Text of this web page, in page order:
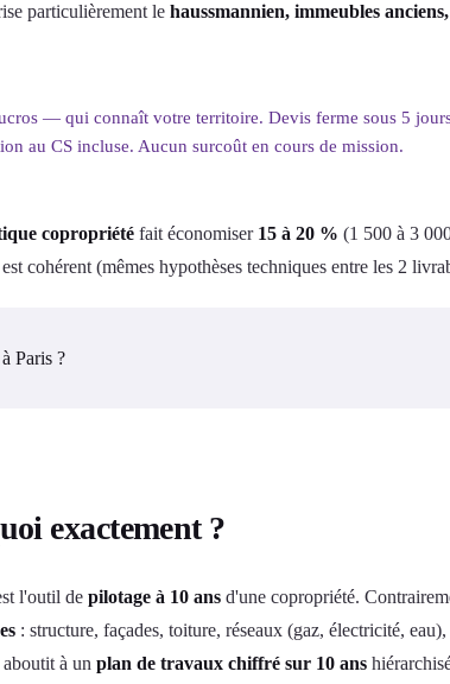
particulièrement le haussmannien, immeubles
— qui connaît votre territoire. Devis ferme sous 5
au CS incluse. Aucun surcoût en cours de mission.
copropriété fait économiser 15 à 20 % (1 500 à 3
cohérent (mêmes hypothèses techniques entre les 2
Paris ?
exactement ?
l'outil de pilotage à 10 ans d'une copropriété.
: structure, façades, toiture, réseaux (gaz, électricité,
à un plan de travaux chiffré sur 10 ans